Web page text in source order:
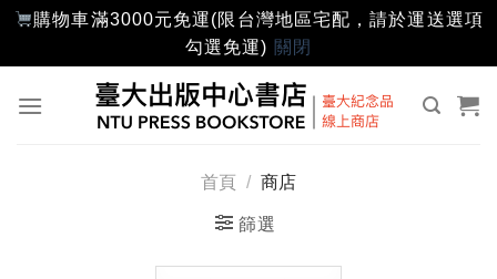
購物車滿3000元免運(限台灣地區宅配，請於運送選項
勾選免運) 關閉
首頁 / 商店
篩選